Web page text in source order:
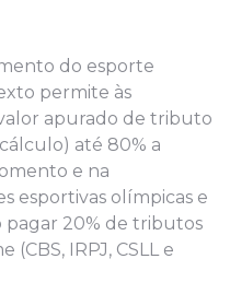
do esporte
permite às
apurado de tributo
até 80% a
e na
esportivas olímpicas e
pagar 20% de tributos
IRPJ, CSLL e